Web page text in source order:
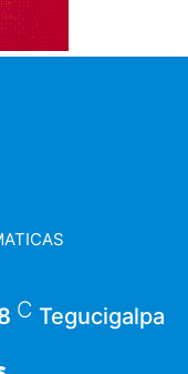
C Tegucigalpa